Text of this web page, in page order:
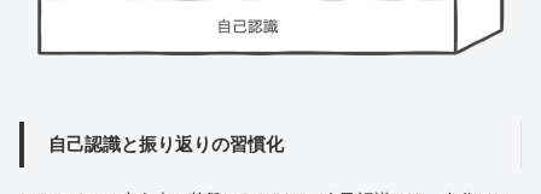
自己認識と振り返りの習慣化